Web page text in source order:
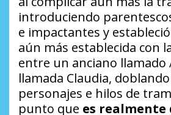
introduciendo
e impactantes y
aún más establecida con
entre un anciano llamado
llamada Claudia,
personajes e hilos de
punto que es